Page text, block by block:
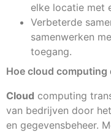
elke locatie met
Verbeterde
samenwerken
toegang.
Hoe cloud
Cloud computing
van bedrijven door
en gegevensbeheer.